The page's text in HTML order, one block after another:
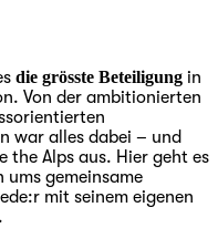
die grösste Beteiligung in
Von der ambitionierten
war alles dabei – und
the Alps aus. Hier geht es
ums gemeinsame
mit seinem eigenen